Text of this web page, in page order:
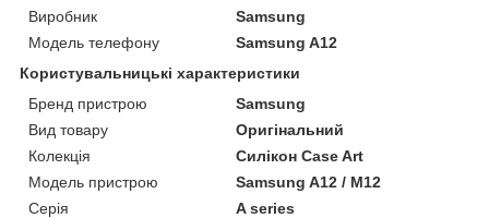
Виробник
Samsung
Модель телефону
Samsung A12
Користувальницькі характеристики
Бренд пристрою
Samsung
Вид товару
Оригінальний
Колекція
Силікон Case Art
Модель пристрою
Samsung A12 / M12
Серія
A series